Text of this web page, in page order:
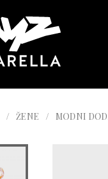
ŽENE MODNI